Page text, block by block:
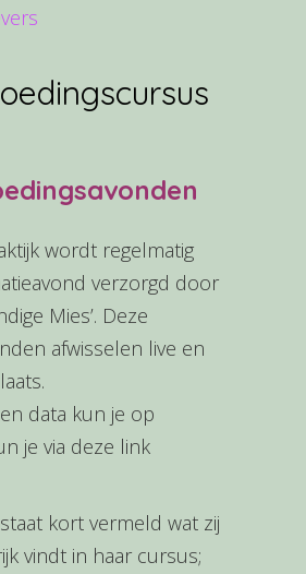
nden
wordt regelmatig
verzorgd door
Mies’. Deze
afwisselen live en
data kun je op
je via deze link
kort vermeld wat zij
vindt in haar cursus;